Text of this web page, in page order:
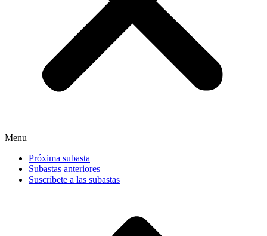
Menu
Próxima subasta
Subastas anteriores
Suscríbete a las subastas